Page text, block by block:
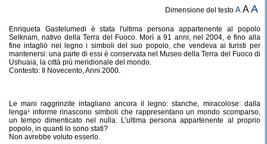
Dimensione del testoA AA
Enriqueta Gastelumedi è stata l'ultima persona appartenente al popolo
Selknam, nativo della Terra del Fuoco. Morì a 91 anni, nel 2004, e fino alla
fine intagliò nel legno i simboli del suo popolo, che vendeva ai turisti per
mantenersi: una parte di essi è conservata nel Museo della Terra del Fuoco di
Ushuaia, la città più meridionale del mondo.
Contesto: Il Novecento, Anni 2000.
Le mani raggrinzite intagliano ancora il legno: stanche, miracolose: dalla
lenga¹ informe rinascono simboli che rappresentano un mondo scomparso,
un tempo dimenticato nel nulla. L’ultima persona appartenente al proprio
popolo, in quanti lo sono stati?
Non avrebbe voluto esserlo.